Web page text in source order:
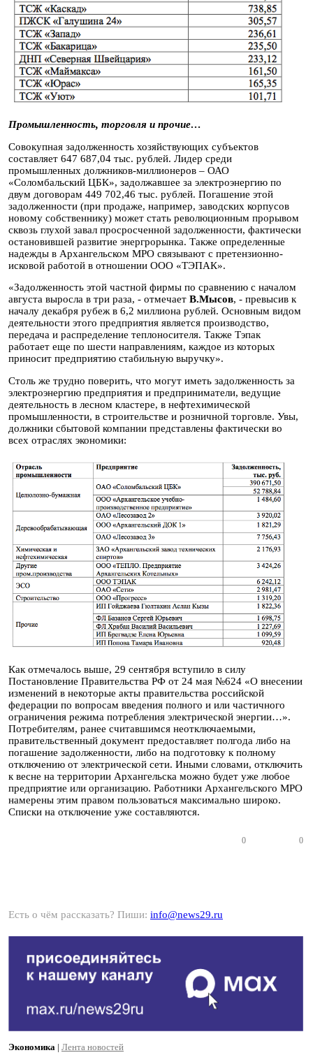
Промышленность, торговля и прочие…
Совокупная задолженность хозяйствующих субъектов
составляет 647 687,04 тыс. рублей. Лидер среди
промышленных должников-миллионеров – ОАО
«Соломбальский ЦБК», задолжавшее за электроэнергию по
двум договорам 449 702,46 тыс. рублей. Погашение этой
задолженности (при продаже, например, заводских корпусов
новому собственнику) может стать революционным прорывом
сквозь глухой завал просросченной задолженности, фактически
остановившей развитие энергрорынка. Также определенные
надежды в Архангельском МРО связывают с претензионно-
исковой работой в отношении ООО «ТЭПАК».
«Задолженность этой частной фирмы по сравнению с началом
августа выросла в три раза, - отмечает В.Мысов, - превысив к
началу декабря рубеж в 6,2 миллиона рублей. Основным видом
деятельности этого предприятия является производство,
передача и распределение теплоносителя. Также Тэпак
работает еще по шести направлениям, каждое из которых
приносит предприятию стабильную выручку».
Столь же трудно поверить, что могут иметь задолженность за
электроэнергию предприятия и предприниматели, ведущие
деятельность в лесном кластере, в нефтехимической
промышленности, в строительстве и розничной торговле. Увы,
должники сбытовой компании представлены фактически во
всех отраслях экономики:
Как отмечалось выше, 29 сентября вступило в силу
Постановление Правительства РФ от 24 мая №624 «О внесении
изменений в некоторые акты правительства российской
федерации по вопросам введения полного и или частичного
ограничения режима потребления электрической энергии…».
Потребителям, ранее считавшимся неотключаемыми,
правительственный документ предоставляет полгода либо на
погашение задолженности, либо на подготовку к полному
отключению от электрической сети. Иными словами, отключить
к весне на территории Архангельска можно будет уже любое
предприятие или организацию. Работники Архангельского МРО
намерены этим правом пользоваться максимально широко.
Списки на отключение уже составляются.
0 0
Есть о чём рассказать? Пиши: info@news29.ru
Экономика | Лента новостей